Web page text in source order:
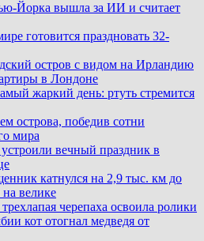
Йорка вышла за ИИ и считает
готовится праздновать 32-
остров с видом на Ирландию
в Лондоне
жаркий день: ртуть стремится
острова, победив сотни
мира
вечный праздник в
катнулся на 2,9 тыс. км до
велике
черепаха освоила ролики
кот отогнал медведя от